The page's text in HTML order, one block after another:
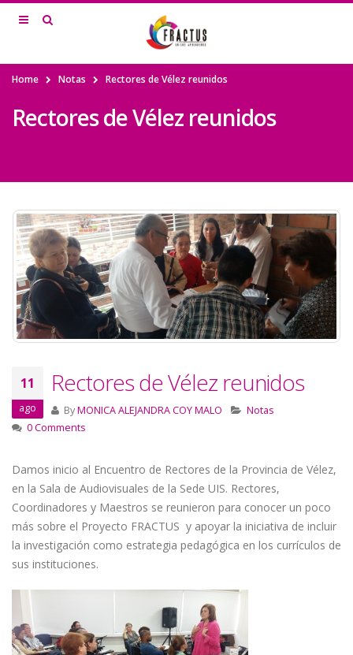
Home Notas Rectores de Vélez reunidos
Rectores de Vélez reunidos
11
ago
Rectores de Vélez reunidos
ByMONICA ALEJANDRA COY MALO
Notas
0 Comments
Damos inicio al Encuentro de Rectores de la Provincia de Vélez,
en la Sala de Audiovisuales de la Sede UIS. Rectores,
Coordinadores y Maestros se reunieron para conocer un poco
más sobre el Proyecto FRACTUS y apoyar la iniciativa de incluir
la investigación como estrategia pedagógica en los currículos de
sus instituciones.